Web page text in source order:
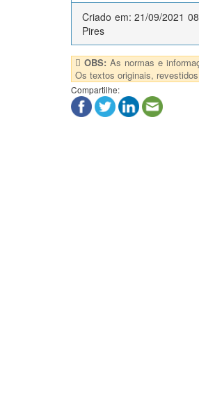
Criado em: 21/09/2021
Pires
OBS: As normas e
Os textos originais,
Compartilhe: